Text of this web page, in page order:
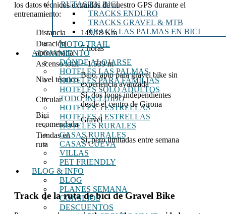
RUTAS EN BICI
TRACKS ENDURO
TRACKS GRAVEL & MTB
TRACK LAS PALMAS EN BICI
MOTO TRAIL
ALOJAMIENTO
DÓNDE ALOJARSE
HOTELES LAS PALMAS
HOTELES PARA FAMILIAS
HOTELES SOLO ADULTOS
TODO INCLUIDO
HOTELES 5 ESTRELLAS
HOTELES 4 ESTRELLAS
HOTELES RURALES
CASAS RURALES
CASAS CUEVA
VILLAS
PET FRIENDLY
BLOG & INFO
BLOG
PLANES SEMANA
CONSEJOS
DESCUENTOS
los datos técnicos extraídos de nuestro GPS durante el
entrenamiento:
Distancia
149,18 Km
Duración
aproximada
7 horas
Ascenso total + 1.539 m
Nivel técnico
Bajo, apto para gravel bike sin
experiencia avanzada
Circular
Sí, dos loops independientes
desde el centro de Girona
Bici
recomendada
Gravel
Tiendas en
ruta
Sí, pero limitadas entre semana
Track de la ruta de bici de Gravel Bike